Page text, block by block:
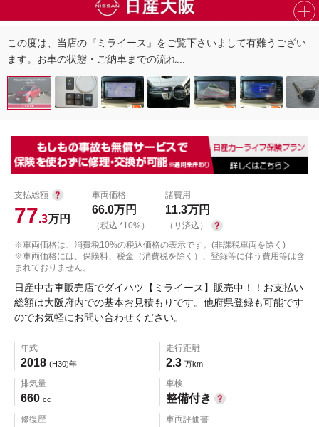
この度は、当店の『ミライース』をご覧下さいまして有難うござい
ます。お車の状態・ご納車までの流れ...
支払総額
77.3万円
車両価格
66.0万円
（税込 *10%）
諸費用
11.3万円
（リ済込）
※車両価格は、消費税10%の税込価格の表示です。(非課税車両を除く)
※車両価格には、保険料、税金（消費税を除く）、登録等に伴う費用等は含
まれておりません。
日産中古車販売店でダイハツ【ミライース】販売中！！お支払い
総額は大阪府内での基本お見積もりです。他府県登録も可能です
のでお気軽にお問い合わせください。
年式
2018 (H30)年
走行距離
2.3 万km
排気量
660 cc
車検
整備付き
修復歴 車両評価書